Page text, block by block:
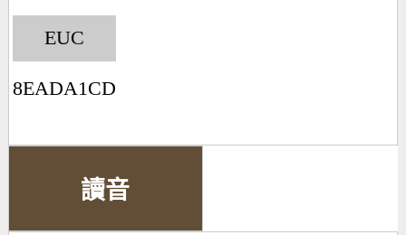
EUC
8EADA1CD
讀音